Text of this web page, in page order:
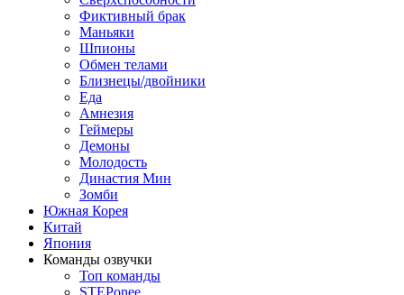
Фиктивный брак
Маньяки
Шпионы
Обмен телами
Близнецы/двойники
Еда
Амнезия
Геймеры
Демоны
Молодость
Династия Мин
Зомби
Южная Корея
Китай
Япония
Команды озвучки
Топ команды
STEPonee